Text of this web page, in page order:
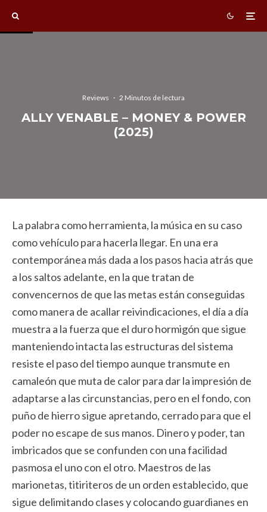
Reviews · 2 Minutos de lectura
ALLY VENABLE – MONEY & POWER
(2025)
La palabra como herramienta, la música en su caso
como vehículo para hacerla llegar. En una era
contemporánea más dada a los pasos hacia atrás que
a los saltos adelante, en la que tratan de
convencernos de que las metas están conseguidas
como manera de acallar reivindicaciones, el día a día
muestra a la fuerza que el duro hormigón que sigue
manteniendo intacta las estructuras del sistema
resiste el paso del tiempo aunque transmute en
camaleón que muta de calor para dar la impresión de
adaptarse a las circunstancias, pero en el fondo, con
puño de hierro sigue apretando, cerrado para que el
poder no escape de sus manos. Dinero y poder, tan
imbricados que se confunden con una facilidad
pasmosa el uno con el otro. Maestros de las
marionetas, titiriteros de un orden establecido, que
sigue delimitando clases y colocando guardianes en